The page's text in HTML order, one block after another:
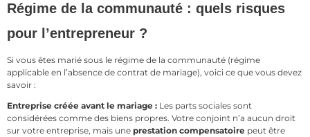
Régime de la communauté : quels risques
pour l’entrepreneur ?
Si vous êtes marié sous le régime de la communauté (régime
applicable en l’absence de contrat de mariage), voici ce que vous devez
savoir :
Entreprise créée avant le mariage : Les parts sociales sont
considérées comme des biens propres. Votre conjoint n’a aucun droit
sur votre entreprise, mais une prestation compensatoire peut être